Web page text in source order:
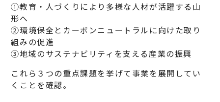
①教育・人づくりにより多様な人材が活躍する山
形へ
②環境保全とカーボンニュートラルに向けた取り
組みの促進
③地域のサステナビリティを支える産業の振興
これら３つの重点課題を挙げて事業を展開してい
くことを確認。